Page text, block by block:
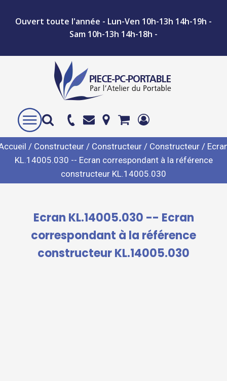
Ouvert toute l'année - Lun-Ven 10h-13h 14h-19h -
Sam 10h-13h 14h-18h -
/ Constructeur / Constructeur / Constructeur /
KL.14005.030 -- Ecran correspondant à la référence
constructeur KL.14005.030
Ecran KL.14005.030 -- Ecran
correspondant à la référence
constructeur KL.14005.030